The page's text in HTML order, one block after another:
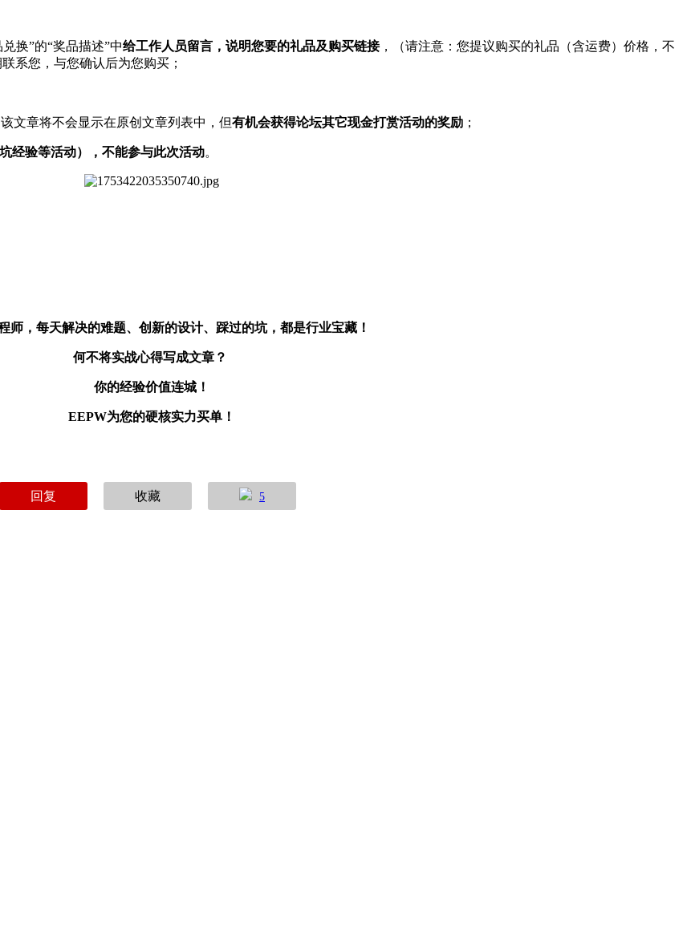
换”的“奖品描述”中给工作人员留言，说明您要的礼品及购买链接，（请注意：您提议购买的礼品（含运费）价格，不
系您，与您确认后为您购买；
该文章将不会显示在原创文章列表中，但有机会获得论坛其它现金打赏活动的奖励 ；
经验等活动），不能参与此次活动。
师，每天解决的难题、创新的设计、踩过的坑，都是行业宝藏！
何不将实战心得写成文章？
你的经验价值连城！
EEPW为您的硬核实力买单！
回复 收藏 5